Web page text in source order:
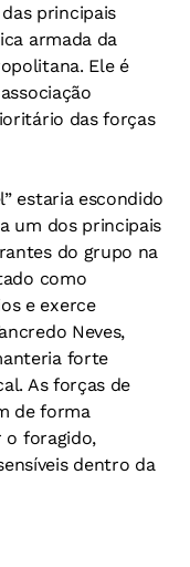
principais
armada da
Ele é
das forças
estaria escondido
um dos principais
do grupo na
como
e exerce
Neves,
forte
As forças de
de forma
o foragido,
dentro da